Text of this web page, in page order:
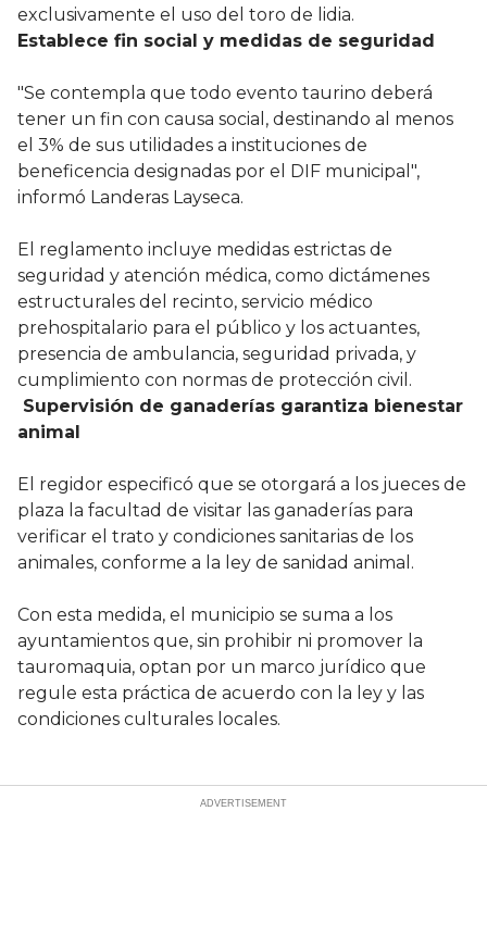
exclusivamente el uso del toro de lidia.
Establece fin social y medidas de seguridad
"Se contempla que todo evento taurino deberá
tener un fin con causa social, destinando al menos
el 3% de sus utilidades a instituciones de
beneficencia designadas por el DIF municipal",
informó Landeras Layseca.
El reglamento incluye medidas estrictas de
seguridad y atención médica, como dictámenes
estructurales del recinto, servicio médico
prehospitalario para el público y los actuantes,
presencia de ambulancia, seguridad privada, y
cumplimiento con normas de protección civil.
Supervisión de ganaderías garantiza bienestar
animal
El regidor especificó que se otorgará a los jueces de
plaza la facultad de visitar las ganaderías para
verificar el trato y condiciones sanitarias de los
animales, conforme a la ley de sanidad animal.
Con esta medida, el municipio se suma a los
ayuntamientos que, sin prohibir ni promover la
tauromaquia, optan por un marco jurídico que
regule esta práctica de acuerdo con la ley y las
condiciones culturales locales.